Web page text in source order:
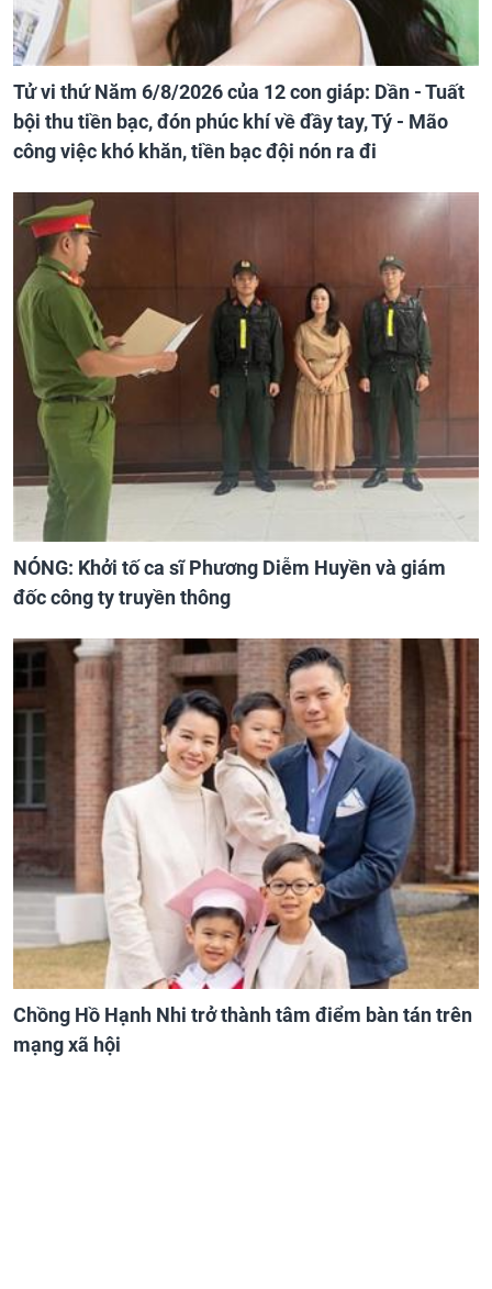
Tử vi thứ Năm 6/8/2026 của 12 con giáp: Dần - Tuất
bội thu tiền bạc, đón phúc khí về đầy tay, Tý - Mão
công việc khó khăn, tiền bạc đội nón ra đi
NÓNG: Khởi tố ca sĩ Phương Diễm Huyền và giám
đốc công ty truyền thông
Chồng Hồ Hạnh Nhi trở thành tâm điểm bàn tán trên
mạng xã hội